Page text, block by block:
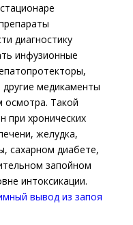
диагностику
инфузионные
медикаменты
осмотра. Такой
при хронических
желудка,
сахарном диабете,
запойном
интоксикации.
вывод из запоя